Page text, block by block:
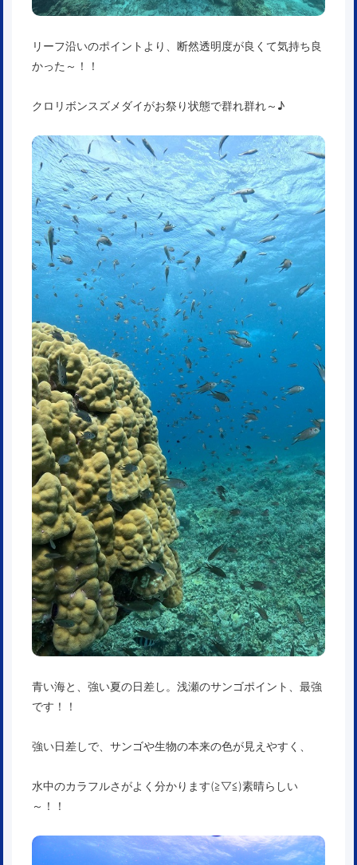
リーフ沿いのポイントより、断然透明度が良くて気持ち良
かった～！！
クロリボンスズメダイがお祭り状態で群れ群れ～♪
青い海と、強い夏の日差し。浅瀬のサンゴポイント、最強
です！！
強い日差しで、サンゴや生物の本来の色が見えやすく、
水中のカラフルさがよく分かります(≧▽≦)素晴らしい
～！！